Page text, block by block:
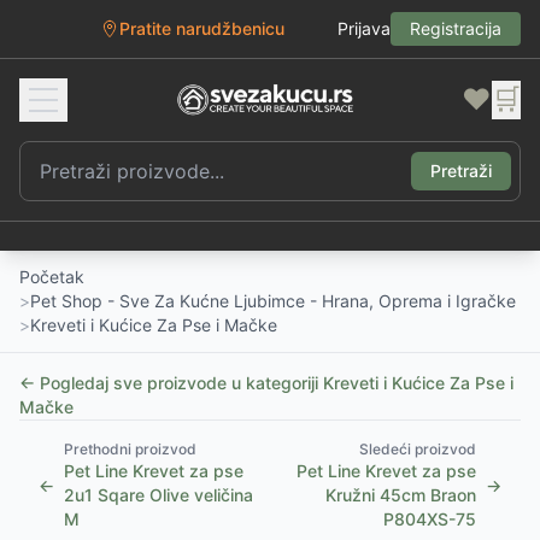
Pratite narudžbenicu Prijava Registracija
❤️ 🛒
Pretraži
Početak
>Pet Shop - Sve Za Kućne Ljubimce - Hrana, Oprema i Igračke
>Kreveti i Kućice Za Pse i Mačke
← Pogledaj sve proizvode u kategoriji Kreveti i Kućice Za Pse i
Mačke
←
Prethodni proizvod
Pet Line Krevet za pse
2u1 Sqare Olive veličina
M
Sledeći proizvod
Pet Line Krevet za pse
Kružni 45cm Braon
P804XS-75
→